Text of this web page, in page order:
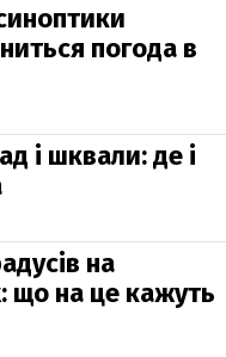
погода в
і шквали: де і
на
що на це кажуть